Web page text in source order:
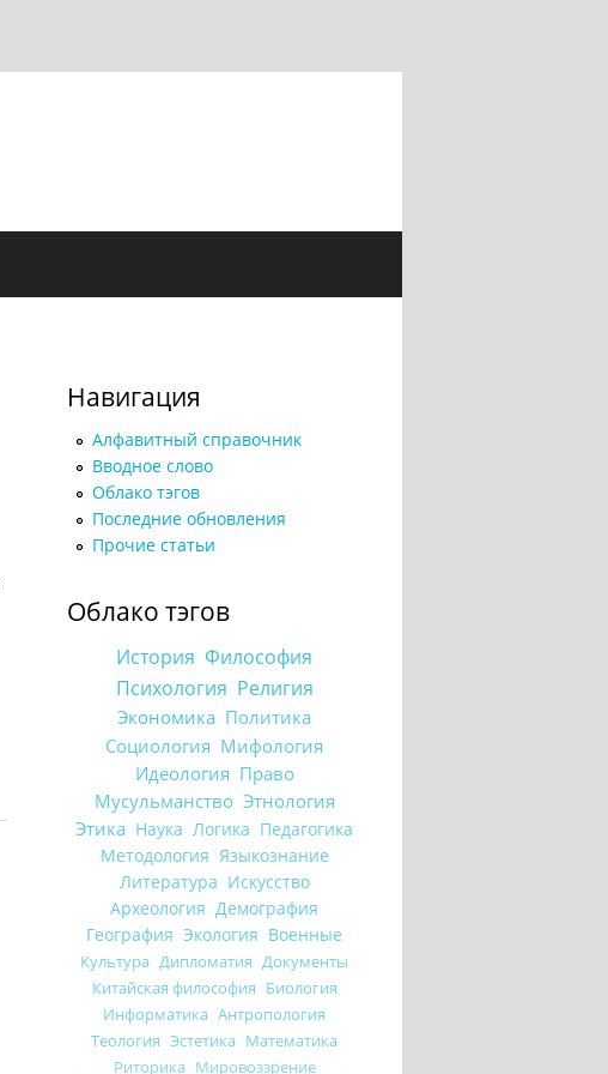
Навигация
Алфавитный справочник
Вводное слово
Облако тэгов
Последние обновления
Прочие статьи
Облако тэгов
История Философия
Психология Религия
Экономика Политика
Социология Мифология
Идеология Право
Мусульманство Этнология
Этика Наука Логика Педагогика
Методология Языкознание
Литература Искусство
Археология Демография
География Экология Военные
Культура Дипломатия Документы
Китайская философия Биология
Информатика Антропология
Теология Эстетика Математика
Риторика Мировоззрение